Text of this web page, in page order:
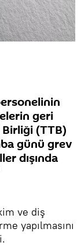
geri
(TTB)
günü grev
dışında
ve diş
yapılmasını